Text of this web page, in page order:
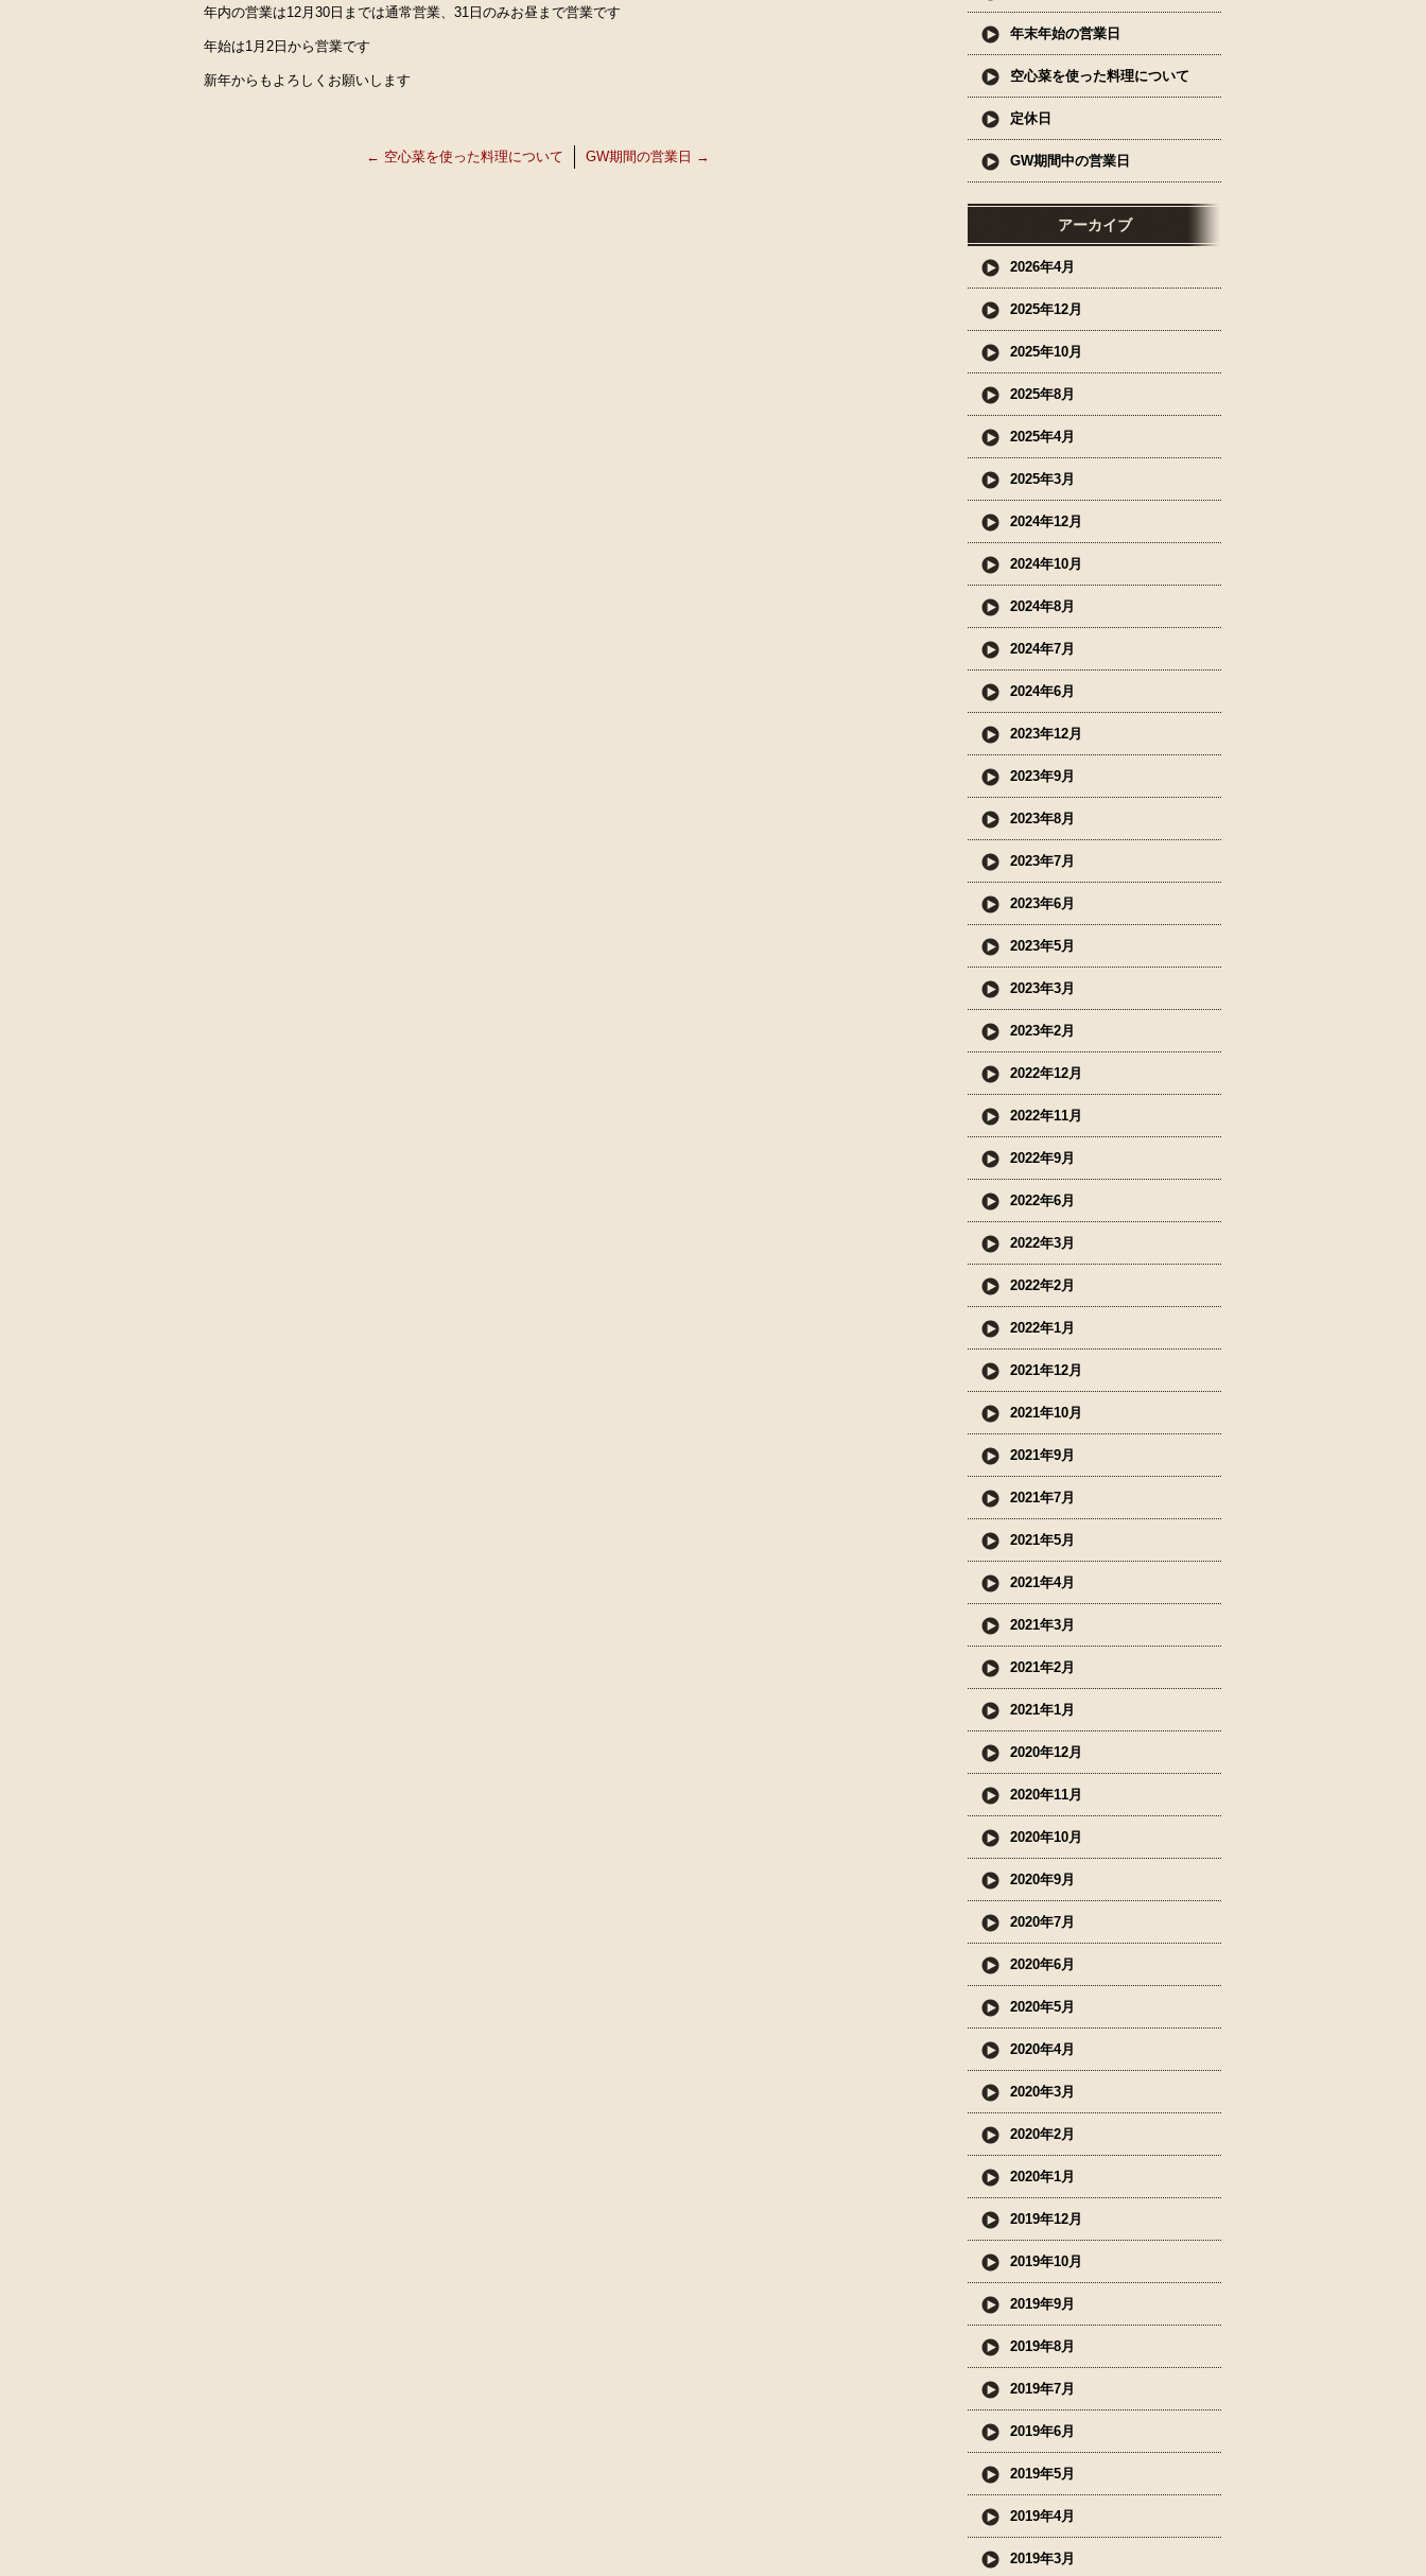
年内の営業は12月30日までは通常営業、31日のみお昼まで営業です
年始は1月2日から営業です
新年からもよろしくお願いします
← 空心菜を使った料理について GW期間の営業日 →
年末年始の営業日
空心菜を使った料理について
定休日
GW期間中の営業日
アーカイブ
2026年4月
2025年12月
2025年10月
2025年8月
2025年4月
2025年3月
2024年12月
2024年10月
2024年8月
2024年7月
2024年6月
2023年12月
2023年9月
2023年8月
2023年7月
2023年6月
2023年5月
2023年3月
2023年2月
2022年12月
2022年11月
2022年9月
2022年6月
2022年3月
2022年2月
2022年1月
2021年12月
2021年10月
2021年9月
2021年7月
2021年5月
2021年4月
2021年3月
2021年2月
2021年1月
2020年12月
2020年11月
2020年10月
2020年9月
2020年7月
2020年6月
2020年5月
2020年4月
2020年3月
2020年2月
2020年1月
2019年12月
2019年10月
2019年9月
2019年8月
2019年7月
2019年6月
2019年5月
2019年4月
2019年3月